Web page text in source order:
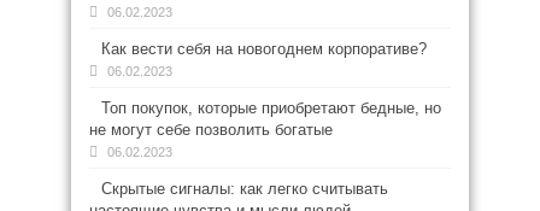
06.02.2023
Как вести себя на новогоднем корпоративе?
06.02.2023
Топ покупок, которые приобретают бедные, но
не могут себе позволить богатые
06.02.2023
Скрытые сигналы: как легко считывать